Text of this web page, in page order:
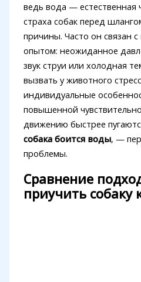
ведь вода — естественная
страха собак перед
причины. Часто он связан
опытом: неожиданное
звук струи или холодная
вызвать у животного
индивидуальные
повышенной
движению быстрее
собака боится воды, —
проблемы.
Сравнение
приучить собаку